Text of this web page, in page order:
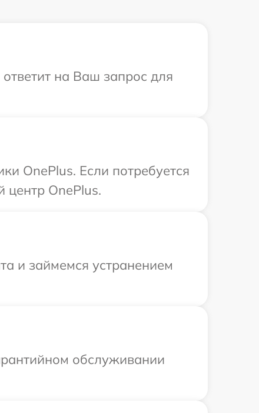
на Ваш запрос для
OnePlus. Если потребуется
центр OnePlus.
и займемся устранением
обслуживании